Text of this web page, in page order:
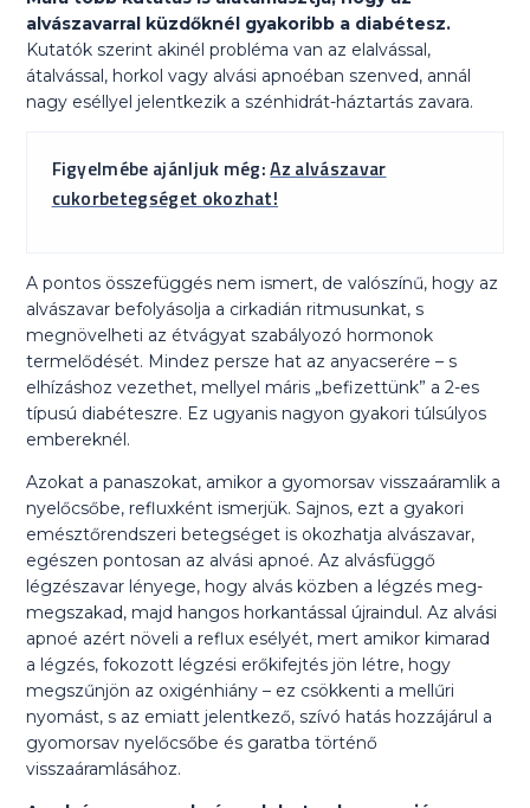
alvászavarral küzdőknél gyakoribb a diabétesz.
Kutatók szerint akinél probléma van az elalvással,
átalvással, horkol vagy alvási apnoéban szenved, annál
nagy eséllyel jelentkezik a szénhidrát-háztartás zavara.
Figyelmébe ajánljuk még:Az alvászavar
cukorbetegséget okozhat!
A pontos összefüggés nem ismert, de valószínű, hogy az
alvászavar befolyásolja a cirkadián ritmusunkat, s
megnövelheti az étvágyat szabályozó hormonok
termelődését. Mindez persze hat az anyacserére – s
elhízáshoz vezethet, mellyel máris „befizettünk” a 2-es
típusú diabéteszre. Ez ugyanis nagyon gyakori túlsúlyos
embereknél.
Azokat a panaszokat, amikor a gyomorsav visszaáramlik a
nyelőcsőbe, refluxként ismerjük. Sajnos, ezt a gyakori
emésztőrendszeri betegséget is okozhatja alvászavar,
egészen pontosan az alvási apnoé. Az alvásfüggő
légzészavar lényege, hogy alvás közben a légzés meg-
megszakad, majd hangos horkantással újraindul. Az alvási
apnoé azért növeli a reflux esélyét, mert amikor kimarad
a légzés, fokozott légzési erőkifejtés jön létre, hogy
megszűnjön az oxigénhiány – ez csökkenti a mellűri
nyomást, s az emiatt jelentkező, szívó hatás hozzájárul a
gyomorsav nyelőcsőbe és garatba történő
visszaáramlásához.